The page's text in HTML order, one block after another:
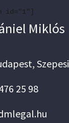
id="1"]
Miklós
25 98